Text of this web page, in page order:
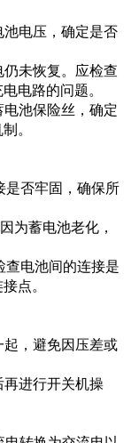
电压，确定是否
未恢复。应检查
电路的问题。
池保险丝，确定
。
是否牢固，确保所
为蓄电池老化，
查电池间的连接是
点。
，避免因压差或
再进行开关机操